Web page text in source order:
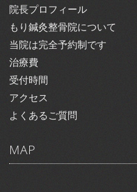
院長プロフィール
もり鍼灸整骨院について
当院は完全予約制です
治療費
受付時間
アクセス
よくあるご質問
MAP